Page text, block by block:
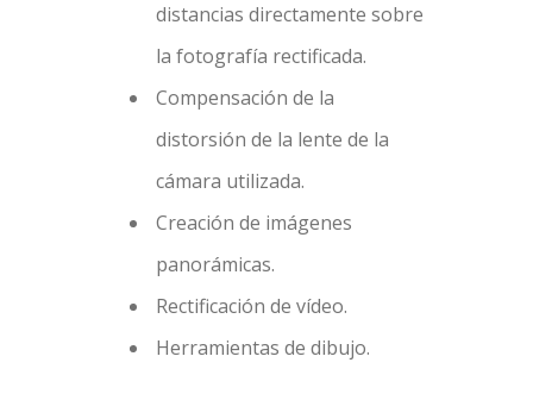
distancias directamente sobre
la fotografía rectificada.
Compensación de la
distorsión de la lente de la
cámara utilizada.
Creación de imágenes
panorámicas.
Rectificación de vídeo.
Herramientas de dibujo.